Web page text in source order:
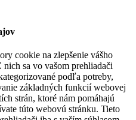
cookie na zlepšenie vášho
sa vo vašom prehliadači
podľa potreby,
základných funkcií webovej
strán, ktoré nám pomáhajú
túto webovú stránku. Tieto